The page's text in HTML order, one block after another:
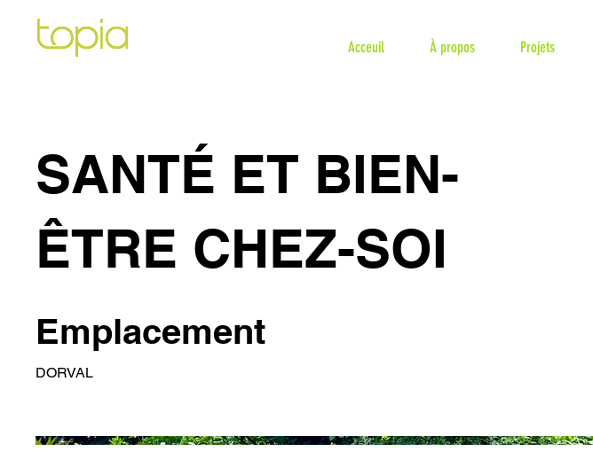
Acceuil À propos Projets
SANTÉ ET BIEN-
ÊTRE CHEZ-SOI
Emplacement
DORVAL